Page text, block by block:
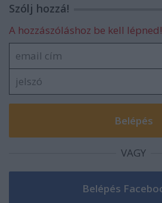
Szólj hozzá!
A hozzászóláshoz be kell lépned!
VAGY